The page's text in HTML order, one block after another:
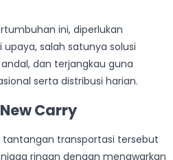
ini, diperlukan
salah satunya solusi
dan terjangkau guna
serta distribusi harian.
Carry
tantangan transportasi tersebut
ringan dengan menawarkan